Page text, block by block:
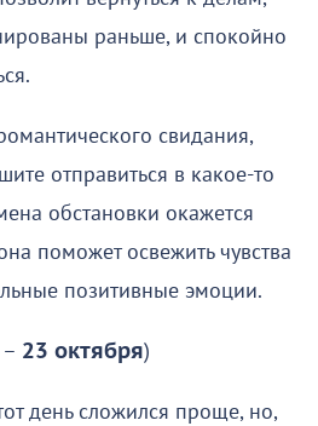
раньше, и спокойно
свидания,
отправиться в какое-то
обстановки окажется
поможет освежить чувства
позитивные эмоции.
– 23 октября)
день сложился проще, но,